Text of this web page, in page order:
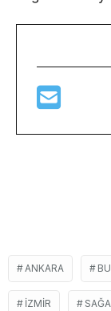
ANKARA
IZMIR